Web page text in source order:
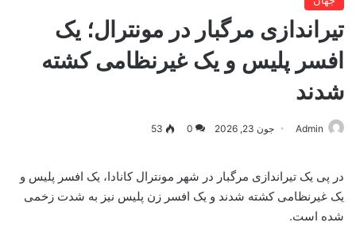
تیراندازی مرگبار در مونترال؛ یک
افسر پلیس و یک غیرنظامی کشته
شدند
Admin جون 23, 2026 0
53
در پی یک تیراندازی مرگبار در شهر مونترال کانادا، یک افسر پلیس و
یک غیرنظامی کشته شدند و یک افسر زن پلیس نیز به شدت زخمی
شده است.